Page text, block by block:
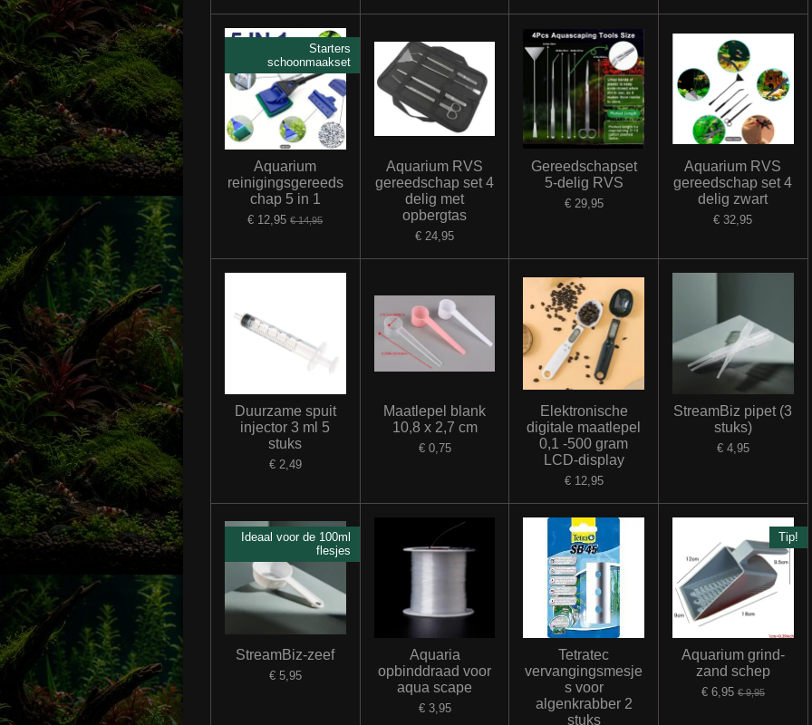
Starters
schoonmaakset
Aquarium
reinigingsgereeds
chap 5 in 1
€ 12,95 € 14,95
Aquarium RVS
gereedschap set 4
delig met
opbergtas
€ 24,95
Gereedschapset
5-delig RVS
€ 29,95
Aquarium RVS
gereedschap set 4
delig zwart
€ 32,95
Duurzame spuit
injector 3 ml 5
stuks
€ 2,49
Maatlepel blank
10,8 x 2,7 cm
€ 0,75
Elektronische
digitale maatlepel
0,1 -500 gram
LCD-display
€ 12,95
StreamBiz pipet (3
stuks)
€ 4,95
Ideaal voor de 100ml
flesjes
StreamBiz-zeef
€ 5,95
Aquaria
opbinddraad voor
aqua scape
€ 3,95
Tetratec
vervangingsmesje
s voor
algenkrabber 2
stuks
Tip!
Aquarium grind-
zand schep
€ 6,95 € 9,95